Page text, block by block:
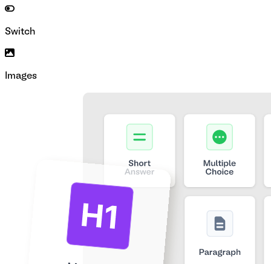
Switch
Images